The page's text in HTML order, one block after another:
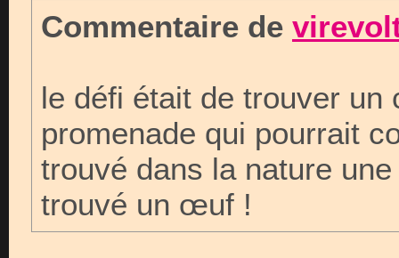
Commentaire de
le défi était de trouver
promenade qui pourrait
trouvé dans la nature
trouvé un œuf !